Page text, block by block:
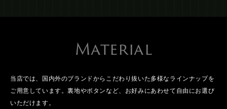
Material
当店では、国内外のブランドからこだわり抜いた多様なラインナップを
ご用意しています。裏地やボタンなど、お好みにあわせて自由にお選び
いただけます。